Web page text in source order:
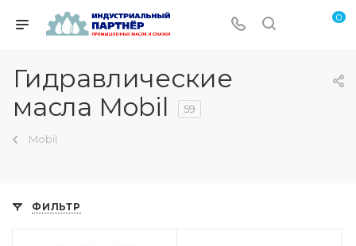
0
Гидравлические
масла Mobil
59
Mobil
ФИЛЬТР